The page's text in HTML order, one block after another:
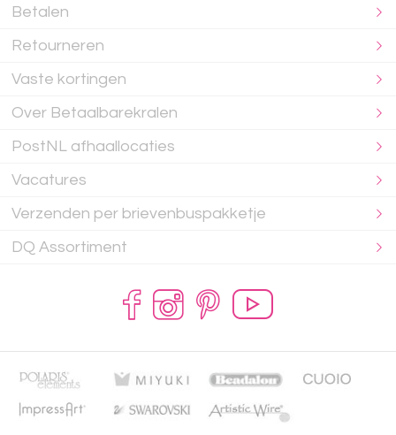
Betalen
Retourneren
Vaste kortingen
Over Betaalbarekralen
PostNL afhaallocaties
Vacatures
Verzenden per brievenbuspakketje
DQ Assortiment